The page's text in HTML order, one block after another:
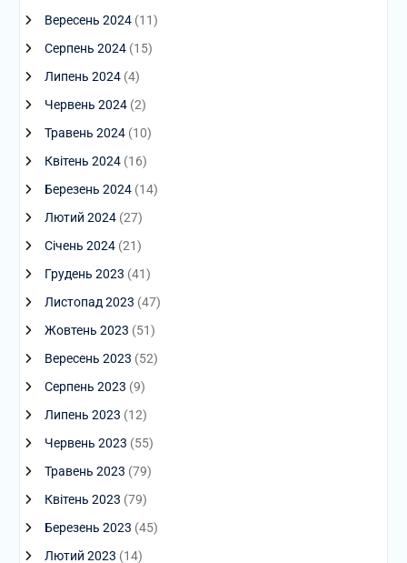
Вересень 2024(11)
Серпень 2024(15)
Липень 2024(4)
Червень 2024(2)
Травень 2024(10)
Квітень 2024(16)
Березень 2024(14)
Лютий 2024(27)
Січень 2024(21)
Грудень 2023 (41)
Листопад 2023 (47)
Жовтень 2023 (51)
Вересень 2023 (52)
Серпень 2023 (9)
Липень 2023 (12)
Червень 2023 (55)
Травень 2023 (79)
Квітень 2023 (79)
Березень 2023 (45)
Лютий 2023 (14)